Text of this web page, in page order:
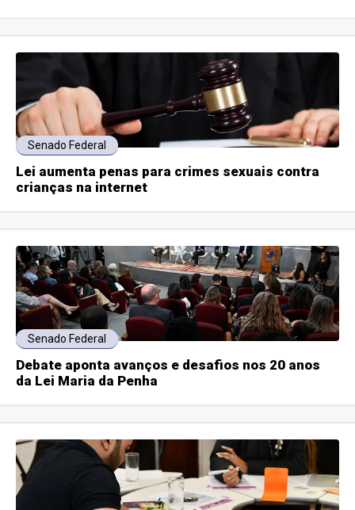
Senado Federal
Lei aumenta penas para crimes sexuais contra
crianças na internet
Senado Federal
Debate aponta avanços e desafios nos 20 anos
da Lei Maria da Penha